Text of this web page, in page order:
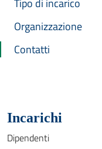
Organizzazione
Contatti
Incarichi
Dipendenti